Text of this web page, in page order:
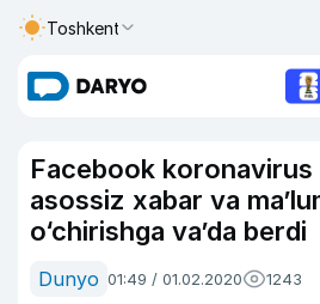
Toshkent
Facebook koronavirus
asossiz xabar va
o‘chirishga va’da berdi
Dunyo 01:49 / 01.02.2020 1243